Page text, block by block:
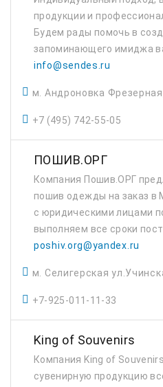
продукции и
Будем рады помочь в
запоминающего имиджа
info@sendes.ru
м. Андроновка
+7 (495) 742-55-05
ПОШИВ.ОРГ
Компания Пошив.ОРГ
пошив одежды на заказ в
с юридическими лицами
выполняем все сроки
poshiv.org@yandex.ru
м. Селигерская
+7-925-011-11-33
King of Souvenirs
Компания King of
сувенирную продукцию